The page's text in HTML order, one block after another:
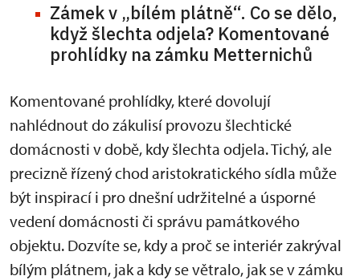
Zámek v „bílém plátně“. Co se dělo,
když šlechta odjela? Komentované
prohlídky na zámku Metternichů
Komentované prohlídky, které dovolují
nahlédnout do zákulisí provozu šlechtické
domácnosti v době, kdy šlechta odjela. Tichý, ale
precizně řízený chod aristokratického sídla může
být inspirací i pro dnešní udržitelné a úsporné
vedení domácnosti či správu památkového
objektu. Dozvíte se, kdy a proč se interiér zakrýval
bílým plátnem, jak a kdy se větralo, jak se v zámku